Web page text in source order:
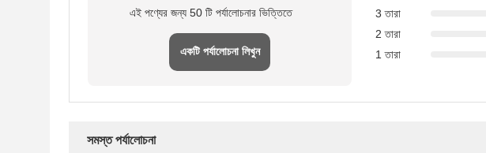
এই পণ্যের জন্য 50 টি পর্যালোচনার ভিত্তিতে
একটি পর্যালোচনা লিখুন
3 তারা
2 তারা
1 তারা
সমস্ত পর্যালোচনা